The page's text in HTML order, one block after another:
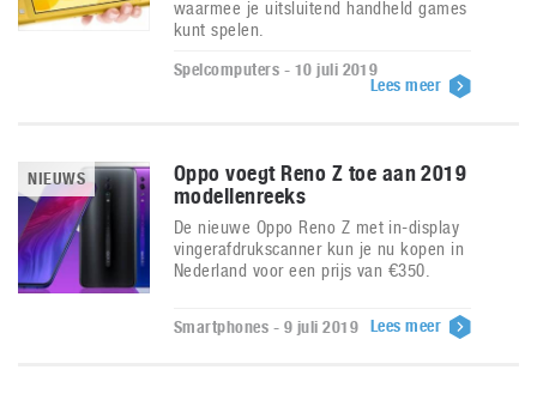
waarmee je uitsluitend handheld games
kunt spelen.
Spelcomputers - 10 juli 2019
Lees meer
NIEUWS
Oppo voegt Reno Z toe aan 2019
modellenreeks
De nieuwe Oppo Reno Z met in-display
vingerafdrukscanner kun je nu kopen in
Nederland voor een prijs van €350.
Smartphones - 9 juli 2019 Lees meer